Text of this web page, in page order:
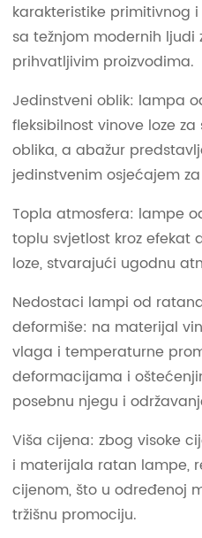
karakteristike primitivnog
sa težnjom modernih ljudi
prihvatljivim proizvodima.
Jedinstveni oblik: lampa
fleksibilnost vinove loze
oblika, a abažur
jedinstvenim osjećajem
Topla atmosfera: lampe
toplu svjetlost kroz efekat
loze, stvarajući ugodnu
Nedostaci lampi od
deformiše: na materijal
vlaga i temperaturne
deformacijama i
posebnu njegu i
Viša cijena: zbog visoke
i materijala ratan lampe,
cijenom, što u određenoj
tržišnu promociju.